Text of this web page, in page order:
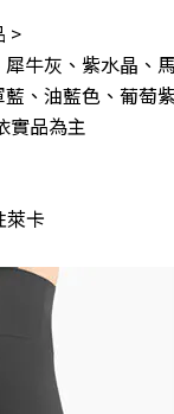
>
牛灰、紫水晶、
、油藍色、葡萄
實品為主
萊卡